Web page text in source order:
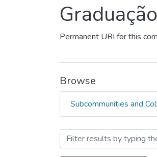
Permanent URI for this
Browse
Subcommunities and
Browsing